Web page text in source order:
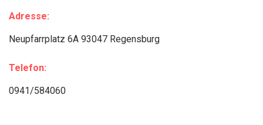
Adresse:
Neupfarrplatz 6A 93047 Regensburg
Telefon:
0941/584060